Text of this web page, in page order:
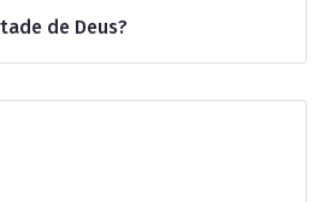
de Deus?